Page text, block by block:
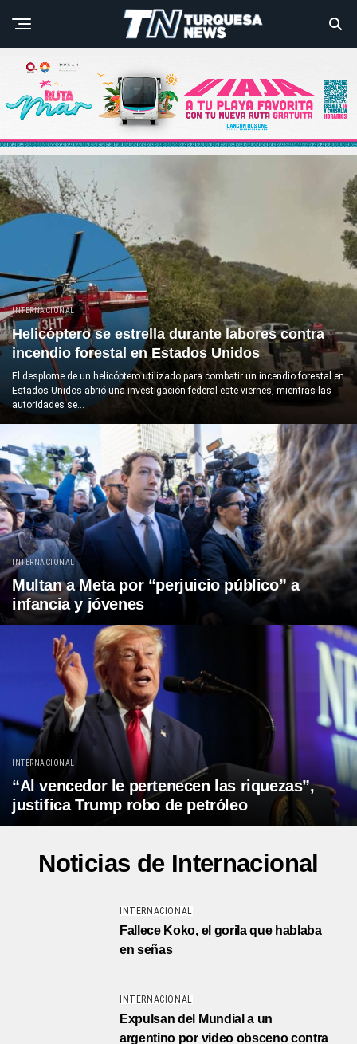
INTERNACIONAL
Helicóptero se estrella durante labores contra
incendio forestal en Estados Unidos
El desplome de un helicóptero utilizado para combatir un incendio forestal en
Estados Unidos abrió una investigación federal este viernes, mientras las
autoridades se...
INTERNACIONAL
Multan a Meta por “perjuicio público” a
infancia y jóvenes
INTERNACIONAL
“Al vencedor le pertenecen las riquezas”,
justifica Trump robo de petróleo
Noticias de Internacional
INTERNACIONAL
Fallece Koko, el gorila que hablaba
en señas
INTERNACIONAL
Expulsan del Mundial a un
argentino por video obsceno contra